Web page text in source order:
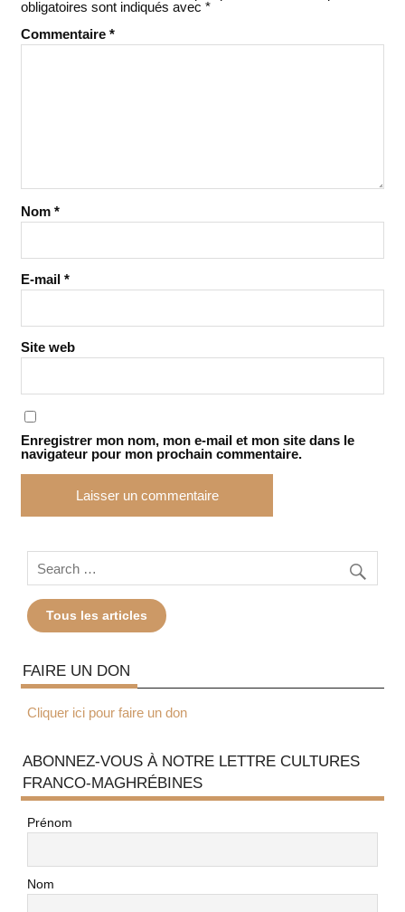
obligatoires sont indiqués avec *
Commentaire *
Nom *
E-mail *
Site web
Enregistrer mon nom, mon e-mail et mon site dans le
navigateur pour mon prochain commentaire.
Tous les articles
FAIRE UN DON
Cliquer ici pour faire un don
ABONNEZ-VOUS À NOTRE LETTRE CULTURES
FRANCO-MAGHRÉBINES
Prénom
Nom